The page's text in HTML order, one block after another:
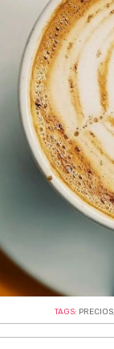
TAGS: PRECIOS,